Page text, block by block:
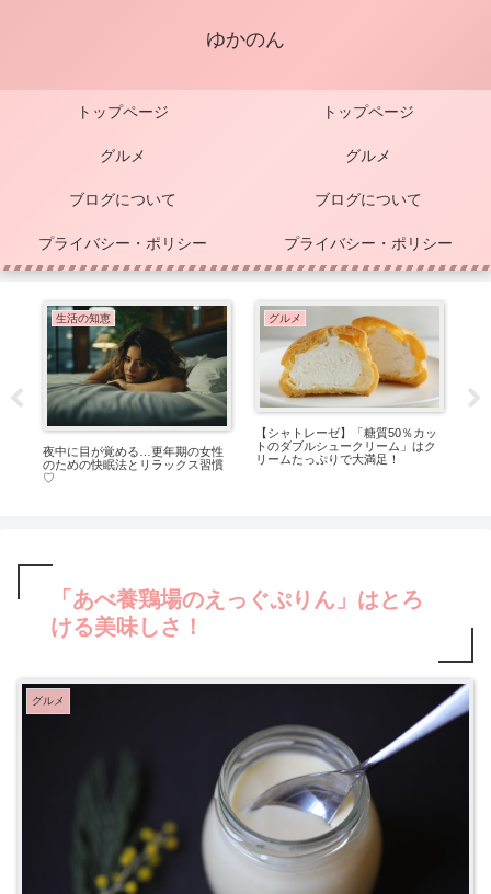
ゆかのん
トップページ トップページ
グルメ グルメ
ブログについて ブログについて
プライバシー・ポリシー プライバシー・ポリシー
生活の知恵
夜中に目が覚める…更年期の女性
のための快眠法とリラックス習慣
♡
グルメ
【シャトレーゼ】「糖質50％カッ
トのダブルシュークリーム」はク
リームたっぷりで大満足！
「あべ養鶏場のえっぐぷりん」はとろ
ける美味しさ！
グルメ